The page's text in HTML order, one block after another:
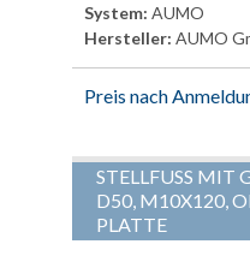
System: AUMO
Hersteller: AUMO
Preis nach
STELLFUSS MIT
D50, M10X120,
PLATTE